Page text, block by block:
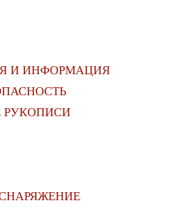
И ИНФОРМАЦИЯ
РУКОПИСИ